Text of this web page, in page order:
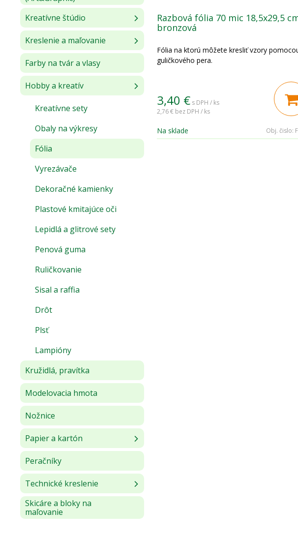
Razbová fólia 70 mic 18,5x29,5
bronzová
Fólia na ktorú môžete kresliť vzory
guličkového pera.
3,40 € s DPH / ks
2,76 € bez DPH / ks
Na sklade Obj. čislo:
Kreatívne štúdio
Kreslenie a maľovanie
Farby na tvár a vlasy
Hobby a kreatív
Kreatívne sety
Obaly na výkresy
Fólia
Vyrezávače
Dekoračné kamienky
Plastové kmitajúce oči
Lepidlá a glitrové sety
Penová guma
Ruličkovanie
Sisal a raffia
Drôt
Plsť
Lampióny
Kružidlá, pravítka
Modelovacia hmota
Nožnice
Papier a kartón
Peračníky
Technické kreslenie
Skicáre a bloky na
maľovanie